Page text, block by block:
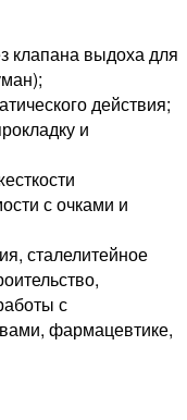
клапана выдоха для
действия;
и
с очками и
сталелитейное
с
фармацевтике,